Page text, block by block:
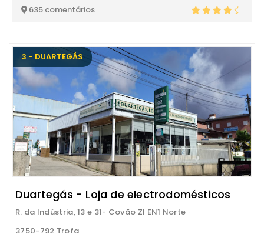
635 comentários
3 - DUARTEGÁS
Duartegás - Loja de electrodomésticos
R. da Indústria, 13 e 31- Covão ZI EN1 Norte ·
3750-792 Trofa